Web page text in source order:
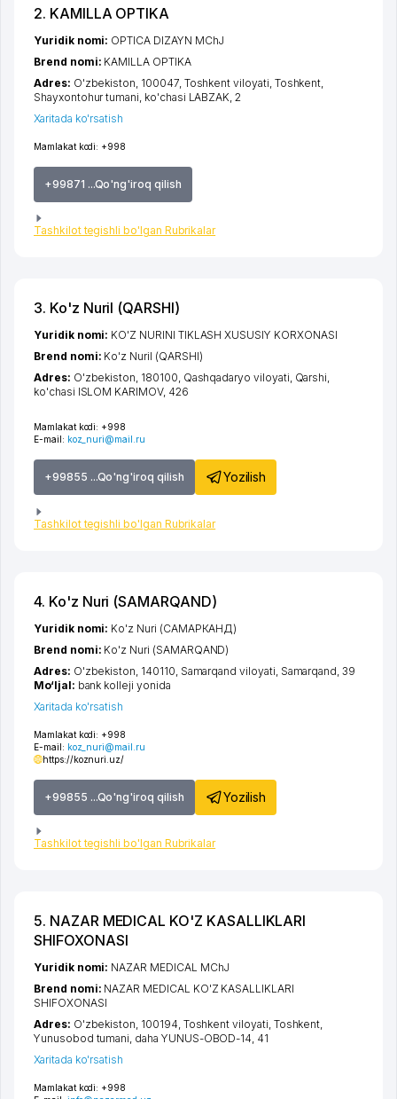
2. KAMILLA OPTIKA
Mamlakat kodi: +998
+99871 ...Qo'ng'iroq qilish
Tashkilot tegishli bo'lgan Rubrikalar
Yuridik nomi: OPTICA DIZAYN MChJ
Brend nomi: KAMILLA OPTIKA
Adres: O'zbekiston, 100047, Toshkent viloyati, Toshkent,
Shayxontohur tumani, ko'chasi LABZAK, 2
Xaritada ko'rsatish
3. Ko'z NuriI (QARSHI)
Mamlakat kodi: +998
E-mail: koz_nuri@mail.ru
+99855 ...Qo'ng'iroq qilish Yozilish
Tashkilot tegishli bo'lgan Rubrikalar
Yuridik nomi: KO'Z NURINI TIKLASH XUSUSIY KORXONASI
Brend nomi: Ko'z NuriI (QARSHI)
Adres: O'zbekiston, 180100, Qashqadaryo viloyati, Qarshi,
ko'chasi ISLOM KARIMOV, 426
4. Ko'z Nuri (SAMARQAND)
Mamlakat kodi: +998
E-mail: koz_nuri@mail.ru
https://koznuri.uz/
+99855 ...Qo'ng'iroq qilish Yozilish
Tashkilot tegishli bo'lgan Rubrikalar
Yuridik nomi: Ko'z Nuri (САМАРКАНД)
Brend nomi: Ko'z Nuri (SAMARQAND)
Adres: O'zbekiston, 140110, Samarqand viloyati Samarqand , 39
Mo‘ljal: bank kolleji yonida
Xaritada ko'rsatish
5. NAZAR MEDICAL KO'Z KASALLIKLARI
SHIFOXONASI
Mamlakat kodi: +998
Yuridik nomi: NAZAR MEDICAL MChJ
Brend nomi: NAZAR MEDICAL KO'Z KASALLIKLARI
SHIFOXONASI
Adres: O'zbekiston, 100194, Toshkent viloyati Toshkent
Yunusobod tumani daha YUNUS-OBOD-14 , 41
Xaritada ko'rsatish